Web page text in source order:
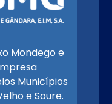
Mondego e
Municípios
e Soure.